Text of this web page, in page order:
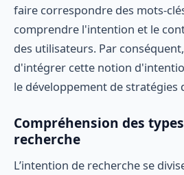
faire correspondre des mots-
comprendre l'intention et le
des utilisateurs. Par
d'intégrer cette notion
le développement de stratégies
Compréhension des
recherche
L’intention de recherche se